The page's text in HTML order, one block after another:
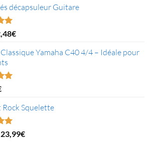
initial
était :
11,92€.
actuel
décapsuleur Guitare
:
€Le
actuelYamaha C40 4/4 – Idéale pour
Rock Squelette
Le
23,99€Le